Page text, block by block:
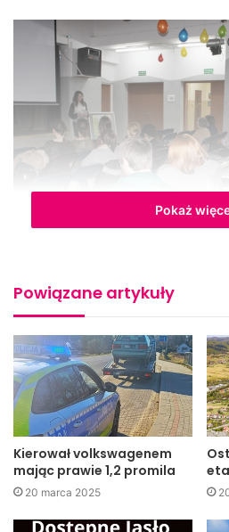
Starzeć się znaczy móc –
Zebrana publiczność miała
krótkometrażowe filmy, które w
sposób opowiadały o osobach w
Zaprezentowane filmy
wigoru i poczucia humoru,
własne ręce.
Jako pierwszy został
Pokaż
Powiązane artykuły
Kierował volkswagenem
mając prawie 1,2 promila
20 marca 2025